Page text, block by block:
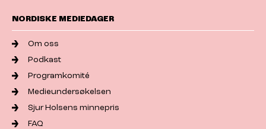
NORDISKE MEDIEDAGER
Om oss
Podkast
Programkomité
Medieundersøkelsen
Sjur Holsens minnepris
FAQ